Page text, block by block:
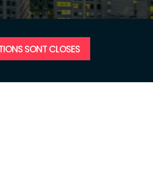
SONT CLOSES